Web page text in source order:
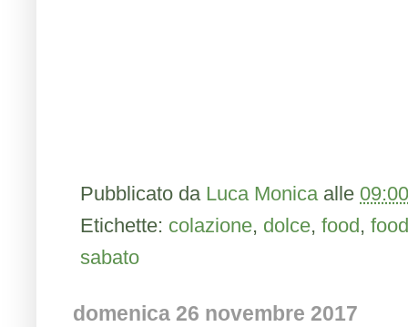
Pubblicato da Luca Monica alle 09:00
Etichette: colazione, dolce, food,
sabato
domenica 26 novembre 2017